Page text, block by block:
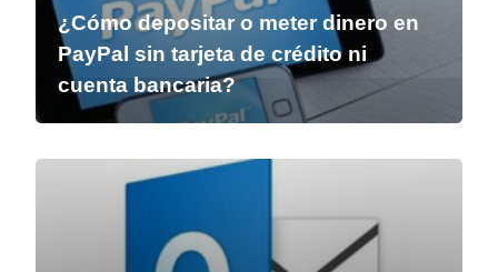
¿Cómo depositar o meter dinero en
PayPal sin tarjeta de crédito ni
cuenta bancaria?